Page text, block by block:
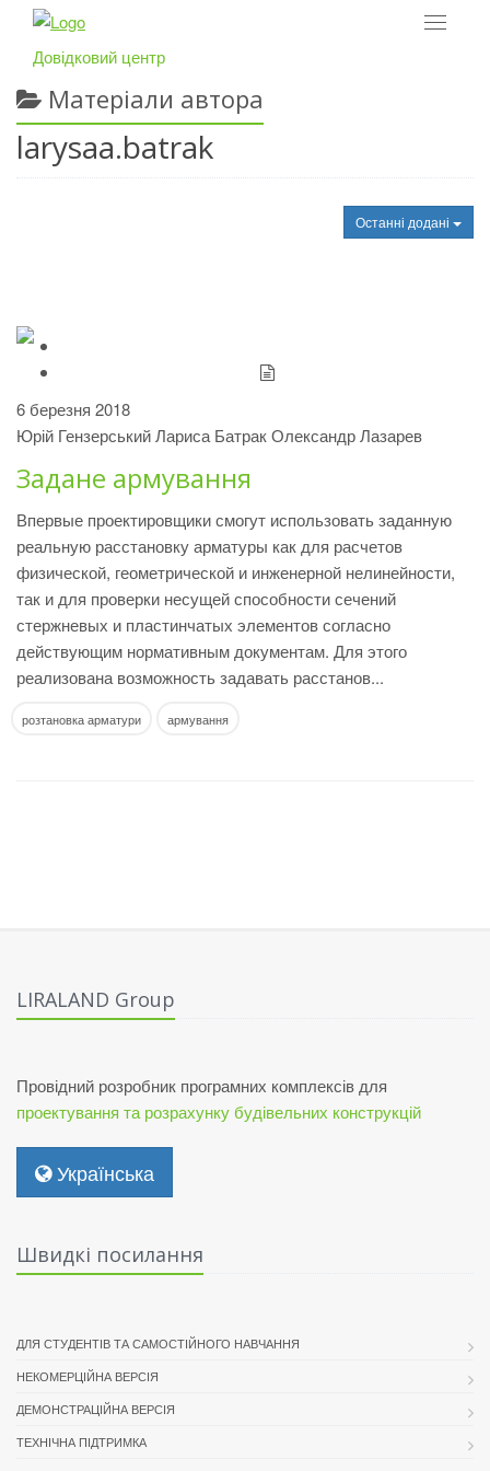
Toggle
Довідковий центр
Матеріали автора
larysaa.batrak
Останні додані
6 березня 2018
Юрій ГензерськийЛариса БатракОлександр Лазарев
Задане армування
Впервые проектировщики смогут использовать заданную
реальную расстановку арматуры как для расчетов
физической, геометрической и инженерной нелинейности,
так и для проверки несущей способности сечений
стержневых и пластинчатых элементов согласно
действующим нормативным документам. Для этого
реализована возможность задавать расстанов...
розтановка арматури армування
LIRALAND Group
Провідний розробник програмних комплексів для
проектування та розрахунку будівельних конструкцій
Українська
Швидкі посилання
ДЛЯ СТУДЕНТІВ ТА САМОСТІЙНОГО НАВЧАННЯ
НЕКОМЕРЦІЙНА ВЕРСІЯ
ДЕМОНСТРАЦІЙНА ВЕРСІЯ
ТЕХНІЧНА ПІДТРИМКА